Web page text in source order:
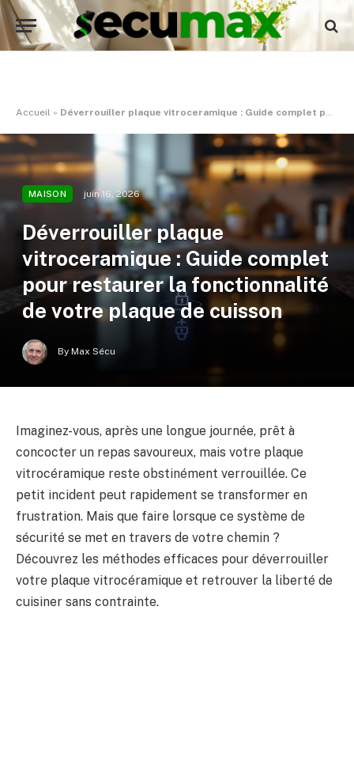
Accueil » Déverrouiller plaque vitroceramique : Guide complet pour restaurer la fonctionnalité de votre plaque de cuisson
MAISON juin 16, 2026
Déverrouiller plaque
vitroceramique : Guide complet
pour restaurer la fonctionnalité
de votre plaque de cuisson
By Max Sécu
Imaginez-vous, après une longue journée, prêt à
concocter un repas savoureux, mais votre plaque
vitrocéramique reste obstinément verrouillée. Ce
petit incident peut rapidement se transformer en
frustration. Mais que faire lorsque ce système de
sécurité se met en travers de votre chemin ?
Découvrez les méthodes efficaces pour déverrouiller
votre plaque vitrocéramique et retrouver la liberté de
cuisiner sans contrainte.